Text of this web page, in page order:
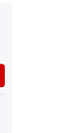
Zink 400ml zu